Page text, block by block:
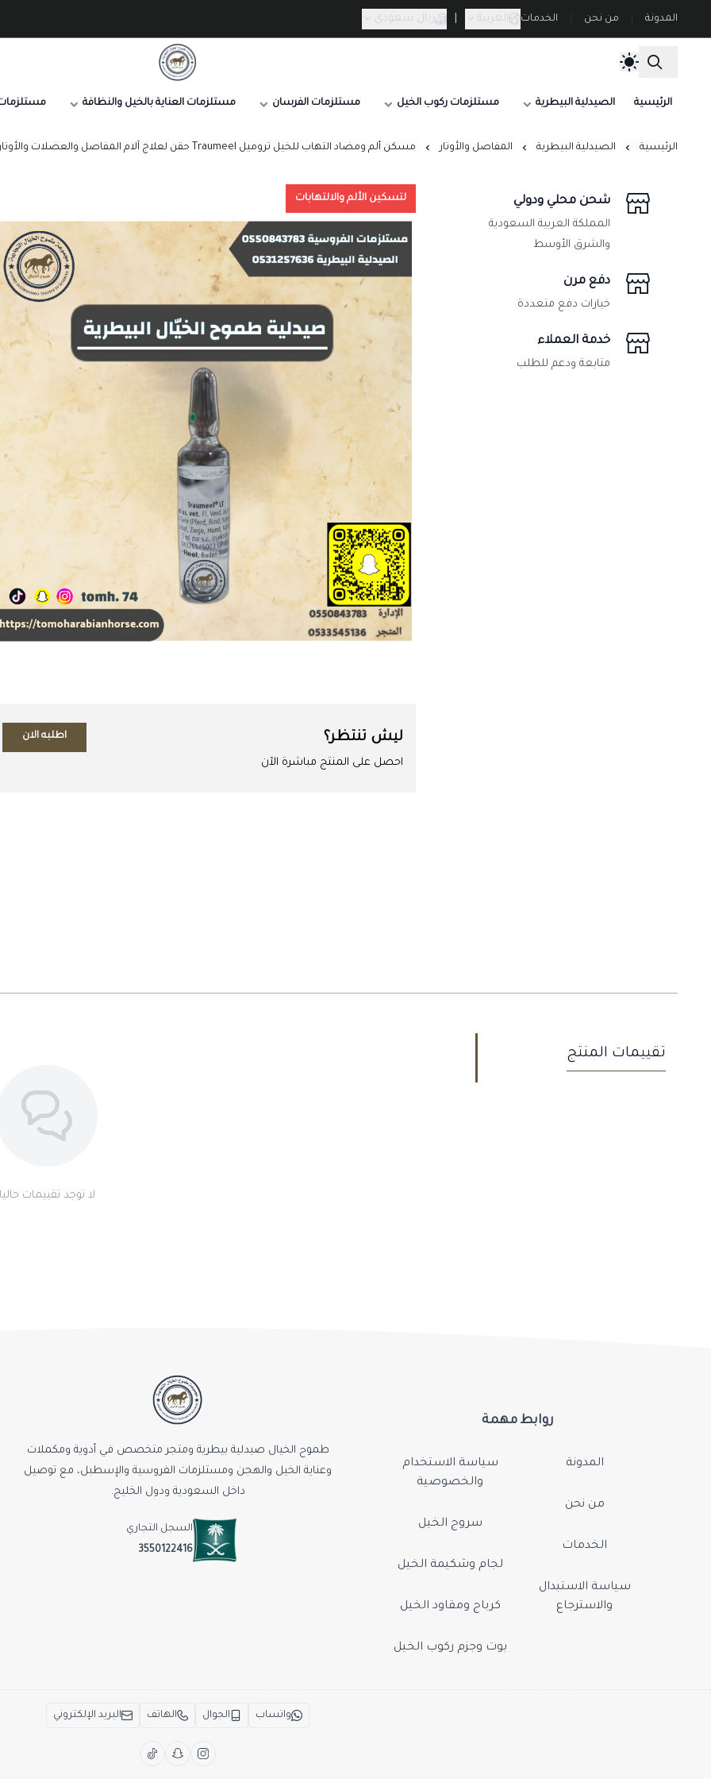
المدونة من نحن الخدمات العربية ريال سعودي
صيدلية طموح الخيال البيطرية
الرئيسية الصيدلية البيطرية مستلزمات ركوب الخيل مستلزمات الفرسان مستلزمات العناية بالخيل والنظافة مستلزمات
الرئيسية الصيدلية البيطرية المفاصل والأوتار مسكن ألم ومضاد التهاب للخيل تروميل Traumeel حقن لعلاج آلام المفاصل والعضلات والأوتار والإصابات
لتسكين الألم والالتهابات
ليش تنتظر؟
احصل على المنتج مباشرة الآن
اطلبه الان
شحن محلي ودولي
المملكة العربية السعودية
والشرق الأوسط
دفع مرن
خيارات دفع متعددة
خدمة العملاء
متابعة ودعم للطلب
تقييمات المنتج
لا توجد تقييمات حاليا
روابط مهمة
المدونة
من نحن
الخدمات
سياسة الاستبدال
والاسترجاع
سياسة الاستخدام
والخصوصية
سروج الخيل
لجام وشكيمة الخيل
كرباج ومقاود الخيل
بوت وجزم ركوب الخيل
طموح الخيال صيدلية بيطرية ومتجر متخصص في أدوية ومكملات
وعناية الخيل والهجن ومستلزمات الفروسية والإسطبل، مع توصيل
داخل السعودية ودول الخليج.
السجل التجاري
3550122416
واتساب الجوال الهاتف البريد الإلكتروني